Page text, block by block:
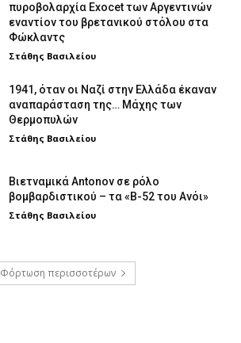
πυροβολαρχία Exocet των Αργεντινών
εναντίον του βρετανικού στόλου στα
Φώκλαντς
Στάθης Βασιλείου
1941, όταν οι Ναζί στην Ελλάδα έκαναν
αναπαράσταση της… Μάχης των
Θερμοπυλών
Στάθης Βασιλείου
Βιετναμικά Antonov σε ρόλο
βομβαρδιστικού – τα «Β-52 του Ανόι»
Στάθης Βασιλείου
Φόρτωση περισσοτέρων